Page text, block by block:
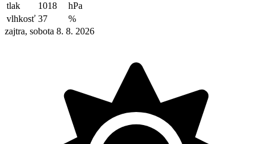
tlak
1018
hPa
vlhkosť 37
%
zajtra, sobota 8. 8. 2026